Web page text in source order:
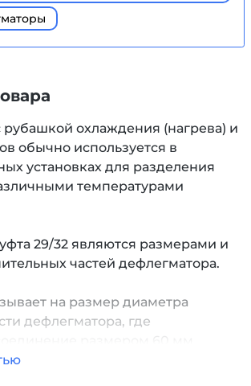
охлаждения (нагрева) и
обычно используется в
установках для разделения
температурами
29/32 являются размерами и
частей дефлегматора.
на размер диаметра
дефлегматора, где
и 46 мм внутреннего